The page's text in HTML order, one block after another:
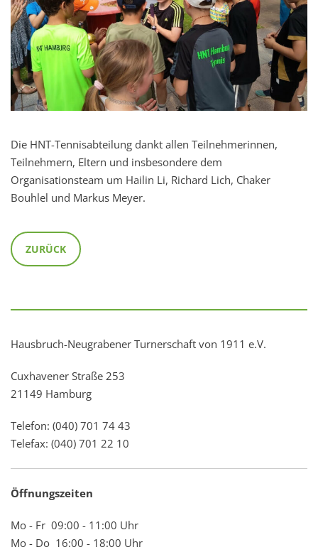
Die HNT-Tennisabteilung dankt allen Teilnehmerinnen,
Teilnehmern, Eltern und insbesondere dem
Organisationsteam um Hailin Li, Richard Lich, Chaker
Bouhlel und Markus Meyer.
ZURÜCK
Hausbruch-Neugrabener Turnerschaft von 1911 e.V.
Cuxhavener Straße 253
21149 Hamburg
Telefon: (040) 701 74 43
Telefax: (040) 701 22 10
Öffnungszeiten
Mo - Fr 09:00 - 11:00 Uhr
Mo - Do 16:00 - 18:00 Uhr